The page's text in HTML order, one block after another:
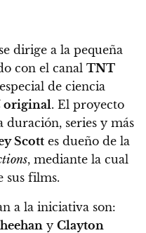
dirige a la pequeña
con el canal TNT
de ciencia
original. El proyecto
series y más
Scott es dueño de la
, mediante la cual
sus films.
a la iniciativa son:
y Clayton